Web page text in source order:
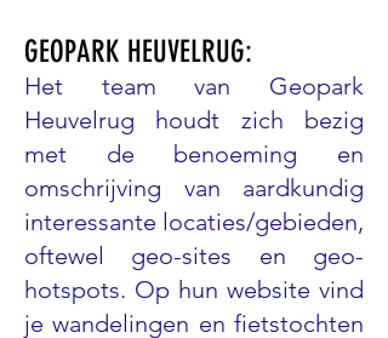
GEOPARK HEUVELRUG:
Het team van Geopark
Heuvelrug houdt zich bezig
met de benoeming en
omschrijving van aardkundig
interessante locaties/gebieden,
oftewel geo-sites en geo-
hotspots. Op hun website vind
je wandelingen en fietstochten